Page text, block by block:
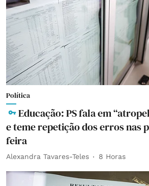
Política
Educação: PS fala em
e teme repetição dos erros nas
feira
Alexandra Tavares-Teles 8 Horas